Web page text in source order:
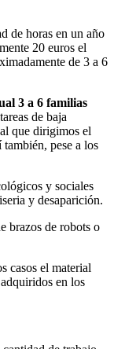
de horas en un año
20 euros el
de 3 a 6
3 a 6 familias
de baja
que dirigimos el
pese a los
y sociales
y desaparición.
brazos de robots o
casos el material
en los